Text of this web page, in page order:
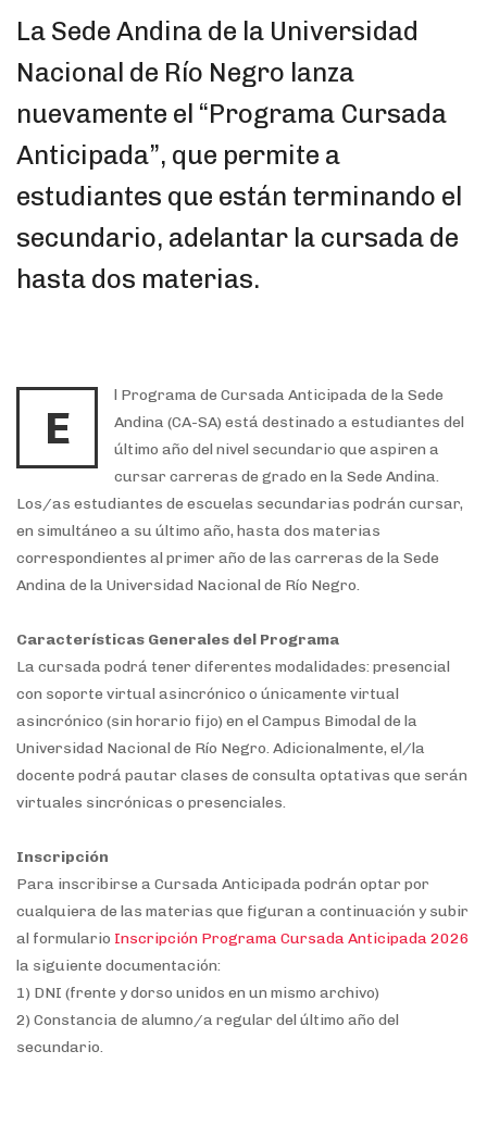
La Sede Andina de la Universidad
Nacional de Río Negro lanza
nuevamente el “Programa Cursada
Anticipada”, que permite a
estudiantes que están terminando el
secundario, adelantar la cursada de
hasta dos materias.
E
l Programa de Cursada Anticipada de la Sede
Andina (CA-SA) está destinado a estudiantes del
último año del nivel secundario que aspiren a
cursar carreras de grado en la Sede Andina.
Los/as estudiantes de escuelas secundarias podrán cursar,
en simultáneo a su último año, hasta dos materias
correspondientes al primer año de las carreras de la Sede
Andina de la Universidad Nacional de Río Negro.
Características Generales del Programa
La cursada podrá tener diferentes modalidades: presencial
con soporte virtual asincrónico o únicamente virtual
asincrónico (sin horario fijo) en el Campus Bimodal de la
Universidad Nacional de Río Negro. Adicionalmente, el/la
docente podrá pautar clases de consulta optativas que serán
virtuales sincrónicas o presenciales.
Inscripción
Para inscribirse a Cursada Anticipada podrán optar por
cualquiera de las materias que figuran a continuación y subir
al formulario Inscripción Programa Cursada Anticipada 2026
la siguiente documentación:
1) DNI (frente y dorso unidos en un mismo archivo)
2) Constancia de alumno/a regular del último año del
secundario.